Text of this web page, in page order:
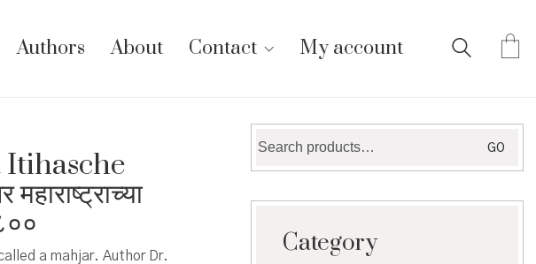
Authors About Contact My account
a mahjar. Author Dr.
for:
GO
Category